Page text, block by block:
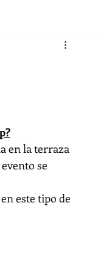
en la terraza
se
este tipo de